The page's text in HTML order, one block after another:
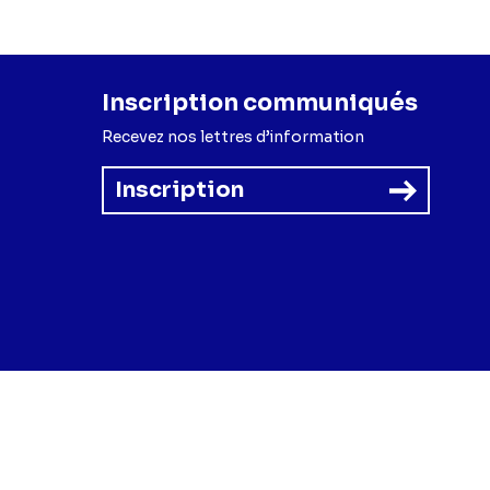
Inscription communiqués
Recevez nos lettres d’information
Inscription